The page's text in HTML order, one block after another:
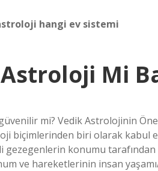
hangi ev sistemi
Mi
mi? Vedik Astrolojinin
biçimlerinden biri olarak kabul
gezegenlerin konumu
ve hareketlerinin insan